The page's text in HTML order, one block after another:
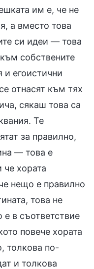
им е, че не
а вместо това
си идеи — това
собствените
и егоистични
отнасят към тях
сякаш това са
Те
за правилно,
— това е
хората
нещо е правилно
това не
е в съответствие
повече хората
толкова по-
и толкова